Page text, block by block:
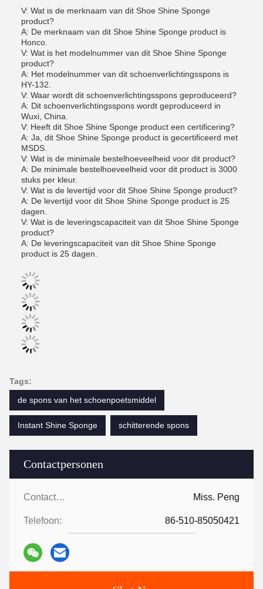
Contactpersonen
Contactpersonen: Miss. Peng
Telefoon: 86-510-85050421
V: Wat is de merknaam van dit Shoe Shine Sponge
product?
A: De merknaam van dit Shoe Shine Sponge product is
Honco.
V: Wat is het modelnummer van dit Shoe Shine Sponge
product?
A: Het modelnummer van dit schoenverlichtingsspons is
HY-132.
V: Waar wordt dit schoenverlichtingsspons geproduceerd?
A: Dit schoenverlichtingsspons wordt geproduceerd in
Wuxi, China.
V: Heeft dit Shoe Shine Sponge product een certificering?
A: Ja, dit Shoe Shine Sponge product is gecertificeerd met
MSDS.
V: Wat is de minimale bestelhoeveelheid voor dit product?
A: De minimale bestelhoeveelheid voor dit product is 3000
stuks per kleur.
V: Wat is de levertijd voor dit Shoe Shine Sponge product?
A: De levertijd voor dit Shoe Shine Sponge product is 25
dagen.
V: Wat is de leveringscapaciteit van dit Shoe Shine Sponge
product?
A: De leveringscapaciteit van dit Shoe Shine Sponge
product is 25 dagen.
Tags:
de spons van het schoenpoetsmiddel
Instant Shine Sponge schitterende spons